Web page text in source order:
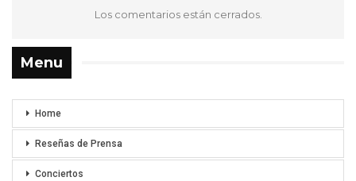
Los comentarios están cerrados.
Menu
Home
Reseñas de Prensa
Conciertos